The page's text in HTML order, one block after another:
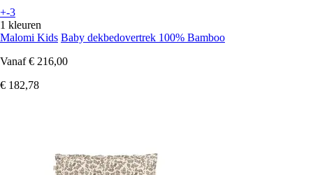
+-3
1 kleuren
Malomi Kids Baby dekbedovertrek 100% Bamboo
Vanaf € 216,00
€ 182,78